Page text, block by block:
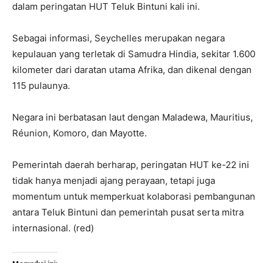
dalam peringatan HUT Teluk Bintuni kali ini.
Sebagai informasi, Seychelles merupakan negara
kepulauan yang terletak di Samudra Hindia, sekitar 1.600
kilometer dari daratan utama Afrika, dan dikenal dengan
115 pulaunya.
Negara ini berbatasan laut dengan Maladewa, Mauritius,
Réunion, Komoro, dan Mayotte.
Pemerintah daerah berharap, peringatan HUT ke-22 ini
tidak hanya menjadi ajang perayaan, tetapi juga
momentum untuk memperkuat kolaborasi pembangunan
antara Teluk Bintuni dan pemerintah pusat serta mitra
internasional. (red)